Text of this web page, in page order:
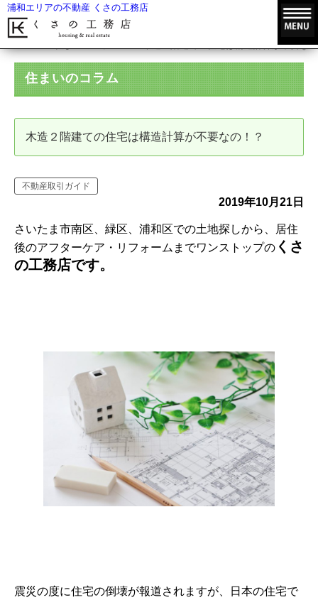
浦和エリアの不動産 くさの工務店
木造２階建ての住宅は構造計算が不要な
住まいのコラム
木造２階建ての住宅は構造計算が不要なの！？
不動産取引ガイド
2019年10月21日
さいたま市南区、緑区、浦和区での土地探しから、居住
後のアフターケア・リフォームまでワンストップの くさ
の工務店です。
震災の度に住宅の倒壊が報道されますが、日本の住宅で